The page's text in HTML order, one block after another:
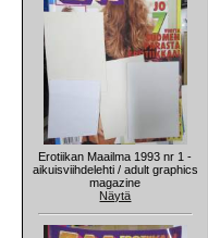
Erotiikan Maailma 1993 nr 1 -
aikuisviihdelehti / adult graphics
magazine
Näytä